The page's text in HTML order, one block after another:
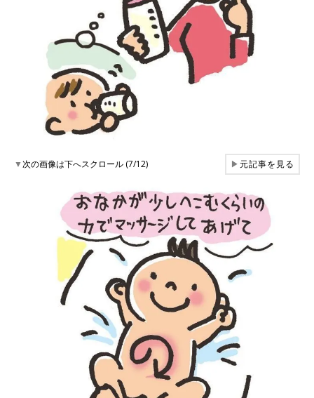
▼次の画像は下へスクロール (7/12) ▶元記事を見る